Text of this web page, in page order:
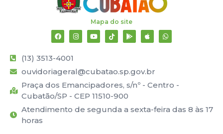
Mapa do site
(13) 3513-4001
ouvidoriageral@cubatao.sp.gov.br
Praça dos Emancipadores, s/nº - Centro -
Cubatão/SP - CEP 11510-900
Atendimento de segunda a sexta-feira das 8 às 17
horas